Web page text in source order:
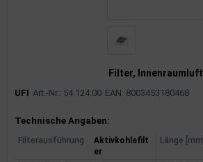
Filter, Innenraumluft
UFI Art.-Nr.: 54.124.00 EAN: 8003453180468
Produktinformationen
Technische Angaben:
Filterausführung
Aktivkohlefilt
er
Länge [mm]